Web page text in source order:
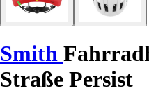
Smith
Straße Persist